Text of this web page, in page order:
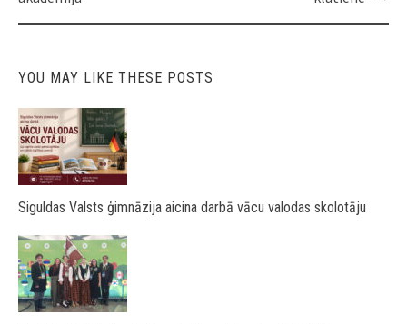
YOU MAY LIKE THESE POSTS
Siguldas Valsts ģimnāzija aicina darbā vācu valodas skolotāju